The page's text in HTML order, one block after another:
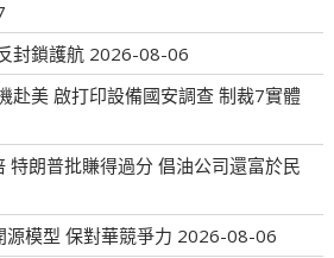
封鎖護航 2026-08-06
赴美 啟打印設備國安調查 制裁7實體
特朗普批賺得過分 倡油公司還富於民
模型 保對華競爭力 2026-08-06